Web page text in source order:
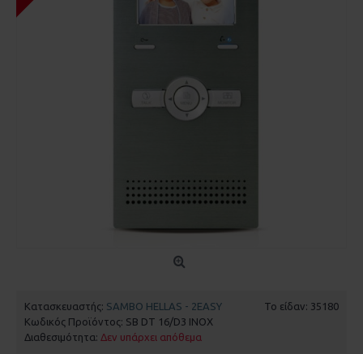
Το είδαν: 35180
Κατασκευαστής: SAMBO HELLAS - 2EASY
Κωδικός Προϊόντος: SB DT 16/D3 INOX
Διαθεσιμότητα: Δεν υπάρχει απόθεμα